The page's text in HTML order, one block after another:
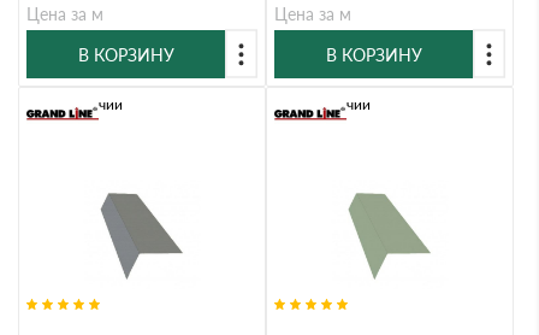
Цена за м
В КОРЗИНУ
Цена за м
В КОРЗИНУ
В наличии В наличии